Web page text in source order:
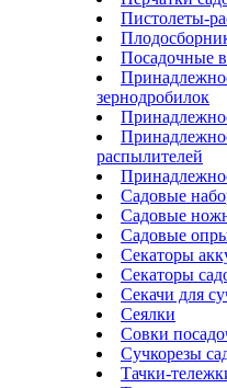
Пистолеты-
Посадочные
зернодробилок
распылителей
Садовые
Садовые
Садовые
Секаторы
Секаторы
Секачи для
Сеялки
Совки
Сучкорезы
Тачки-